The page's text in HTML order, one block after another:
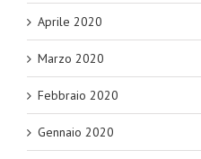
Aprile 2020
Marzo 2020
Febbraio 2020
Gennaio 2020